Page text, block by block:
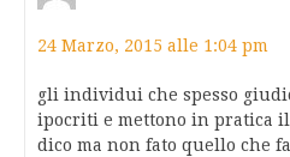
24 Marzo, 2015 alle 1:04 pm
gli individui che spesso
ipocriti e mettono in pratica
dico ma non fato quello che